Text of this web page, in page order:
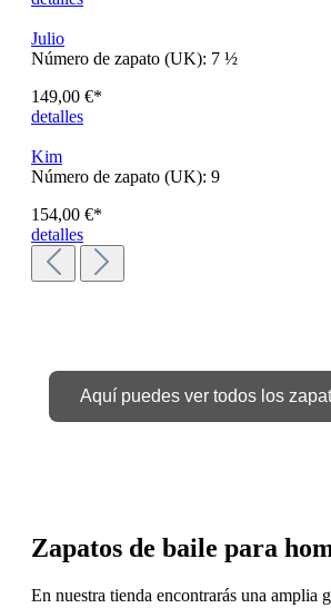
Ashley
Número de zapato (UK):
149,00 €*
detalles